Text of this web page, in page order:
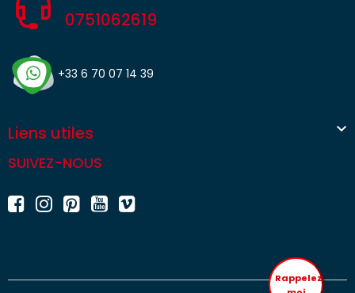
0751062619
+33 6 70 07 14 39
Liens utiles 
SUIVEZ-NOUS
Rappelez